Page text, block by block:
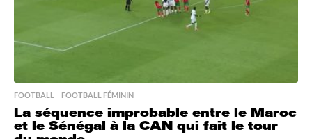
FOOTBALL ,FOOTBALL FÉMININ
La séquence improbable entre le Maroc
et le Sénégal à la CAN qui fait le tour